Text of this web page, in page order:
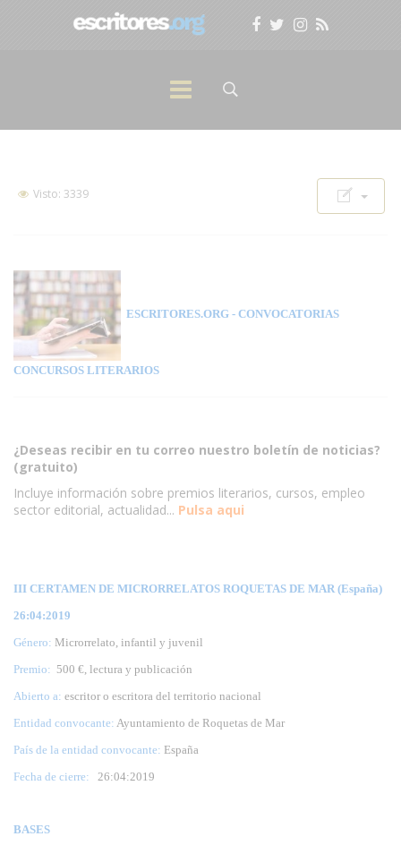
Visto: 3339
ESCRITORES.ORG - CONVOCATORIAS
CONCURSOS LITERARIOS
¿Deseas recibir en tu correo nuestro boletín de noticias?
(gratuito)
Incluye información sobre premios literarios, cursos, empleo
sector editorial, actualidad... Pulsa aqui
III CERTAMEN DE MICRORRELATOS ROQUETAS DE MAR (España)
26:04:2019
Género: Microrrelato, infantil y juvenil
Premio: 500 €, lectura y publicación
Abierto a: escritor o escritora del territorio nacional
Entidad convocante: Ayuntamiento de Roquetas de Mar
País de la entidad convocante: España
Fecha de cierre: 26:04:2019
BASES